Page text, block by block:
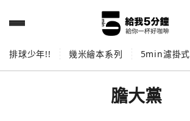
排球少年!! 幾米繪本系列 5min濾掛式
膽大黨